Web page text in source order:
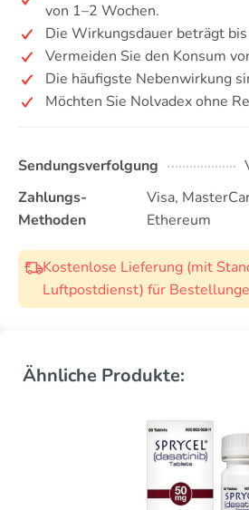
von 1–2 Wochen.
Die Wirkungsdauer beträgt
Vermeiden Sie den Konsum
Die häufigste Nebenwirkung
Möchten Sie Nolvadex ohne
Sendungsverfolgung
Zahlungs-
Methoden
Visa,
Ethereum
Kostenlose Lieferung (mit
Luftpostdienst) für
Ähnliche Produkte: